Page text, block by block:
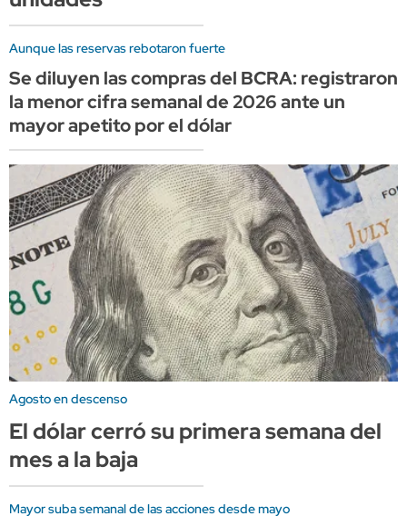
Aunque las reservas rebotaron fuerte
Se diluyen las compras del BCRA: registraron
la menor cifra semanal de 2026 ante un
mayor apetito por el dólar
Agosto en descenso
El dólar cerró su primera semana del
mes a la baja
Mayor suba semanal de las acciones desde mayo